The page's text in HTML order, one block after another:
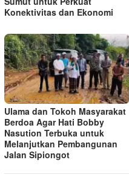
Konektivitas dan Ekonomi
Ulama dan Tokoh Masyarakat
Berdoa Agar Hati Bobby
Nasution Terbuka untuk
Melanjutkan Pembangunan
Jalan Sipiongot